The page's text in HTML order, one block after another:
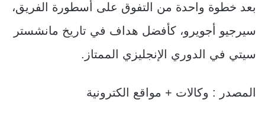
بعد خطوة واحدة من التفوق على أسطورة الفريق،
سيرجيو أجويرو، كأفضل هداف في تاريخ مانشستر
سيتي في الدوري الإنجليزي الممتاز.
المصدر : وكالات + مواقع الكترونية